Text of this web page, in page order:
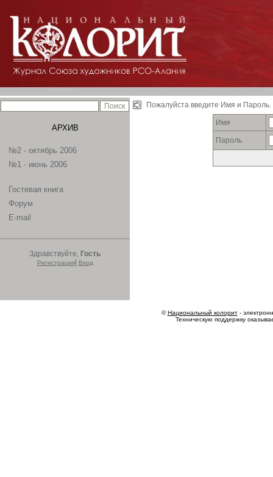
АРХИВ
№2 - октябрь 2006
№1 - июнь 2006
Гостевая книга
Форум
E-mail
Здравствуйте, Гость
Регистрация| Вход
Пожалуйста введите Имя и Пароль.
Имя
Пароль
©Национальный колорит-
Техническую поддержку